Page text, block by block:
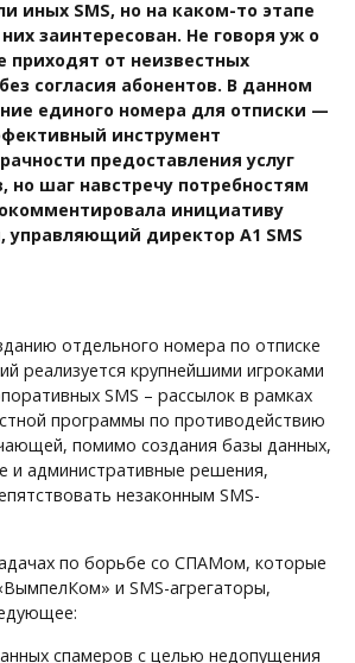
иных SMS, но на каком-то этапе
заинтересован. Не говоря уж о
приходят от неизвестных
согласия абонентов. В данном
единого номера для отписки —
инструмент
предоставления услуг
но шаг навстречу потребностям
инициативу
директор A1 SMS
отдельного номера по отписке
реализуется крупнейшими игроками
SMS – рассылок в рамках
программы по противодействию
помимо создания базы данных,
и административные решения,
незаконным SMS-
по борьбе со СПАМом, которые
и SMS-агрегаторы,
спамеров с целью недопущения